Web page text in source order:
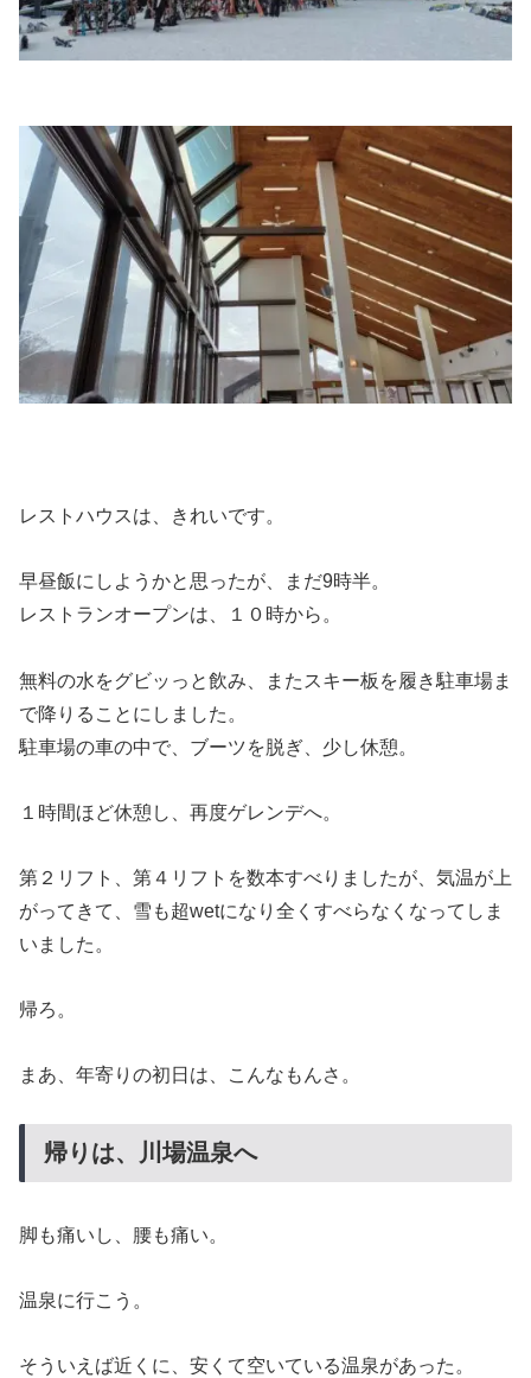
レストハウスは、きれいです。
早昼飯にしようかと思ったが、まだ9時半。
レストランオープンは、１０時から。
無料の水をグビッっと飲み、またスキー板を履き駐車場ま
で降りることにしました。
駐車場の車の中で、ブーツを脱ぎ、少し休憩。
１時間ほど休憩し、再度ゲレンデへ。
第２リフト、第４リフトを数本すべりましたが、気温が上
がってきて、雪も超wetになり全くすべらなくなってしま
いました。
帰ろ。
まあ、年寄りの初日は、こんなもんさ。
帰りは、川場温泉へ
脚も痛いし、腰も痛い。
温泉に行こう。
そういえば近くに、安くて空いている温泉があった。